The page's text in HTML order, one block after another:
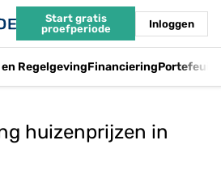
Start gratis
proefperiode
Inloggen
RegelgevingFinanciering
huizenprijzen in